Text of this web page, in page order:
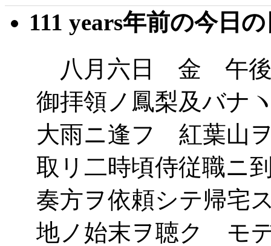
111 years年前の今日
八月六日 金 午後
御拝領ノ鳳梨及バナ
大雨ニ逢フ 紅葉山
取リ二時頃侍従職ニ
奏方ヲ依頼シテ帰
地ノ始末ヲ聴ク モ